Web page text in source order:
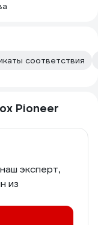
соответствия
Pioneer
эксперт,
из